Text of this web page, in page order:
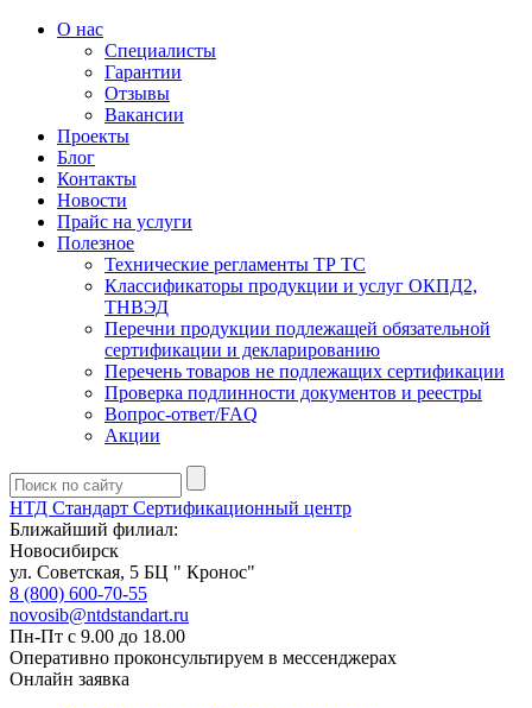
О нас
Специалисты
Гарантии
Отзывы
Вакансии
Проекты
Блог
Контакты
Новости
Прайс на услуги
Полезное
Технические регламенты ТР ТС
Классификаторы продукции и услуг ОКПД2,
ТНВЭД
Перечни продукции подлежащей обязательной
сертификации и декларированию
Перечень товаров не подлежащих сертификации
Проверка подлинности документов и реестры
Вопрос-ответ/FAQ
Акции
НТД Стандарт Сертификационный центр
Ближайший филиал:
Новосибирск
ул. Советская, 5 БЦ " Кронос"
8 (800) 600-70-55
novosib@ntdstandart.ru
Пн-Пт с 9.00 до 18.00
Оперативно проконсультируем в мессенджерах
Онлайн заявка